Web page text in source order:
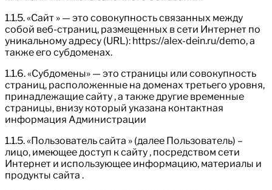
1.1.5. «Сайт » — это совокупность связанных между
собой веб-страниц, размещенных в сети Интернет по
уникальному адресу (URL): https://alex-dein.ru/demo, а
также его субдоменах.
1.1.6. «Субдомены» — это страницы или совокупность
страниц, расположенные на доменах третьего уровня,
принадлежащие сайту , а также другие временные
страницы, внизу который указана контактная
информация Администрации
1.1.5. «Пользователь сайта » (далее Пользователь) –
лицо, имеющее доступ к сайту , посредством сети
Интернет и использующее информацию, материалы и
продукты сайта .